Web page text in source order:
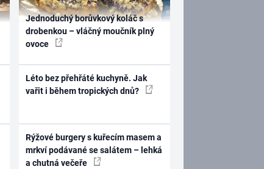
Jednoduchý borůvkový koláč s
drobenkou – vláčný moučník plný
ovoce
Léto bez přehřáté kuchyně. Jak
vařit i během tropických dnů?
Rýžové burgery s kuřecím masem a
mrkví podávané se salátem – lehká
a chutná večeře